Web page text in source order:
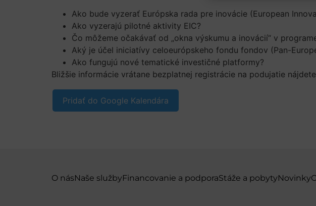
Ako bude vyzerať Európska rada pre inovácie (European
Ako vyzerajú pilotné aktivity EIC?
Čo môžeme očakávať od „okna výskumu a inovácií“ v
Aký je účel iniciatívy celoeurópskeho fondu fondov (Pan-
Ako fungujú nové tematické investičné platformy?
Bližšie informácie vrátane bezplatnej registrácie na podujatie nájdete
Pridať do Google Kalendára
O násNaše službyFinancovanie a podporaStáže a pobytyNovinky